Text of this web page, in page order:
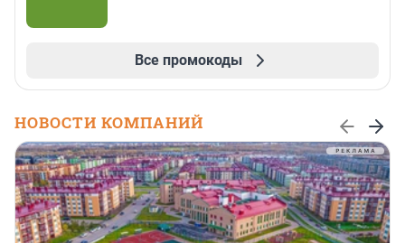
Все промокоды
НОВОСТИ КОМПАНИЙ